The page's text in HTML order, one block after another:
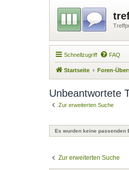
Schnellzugriff FAQ
Startseite Foren-
Unbeantwortete
Zur erweiterten Suche
Es wurden keine passenden
Zur erweiterten Suche